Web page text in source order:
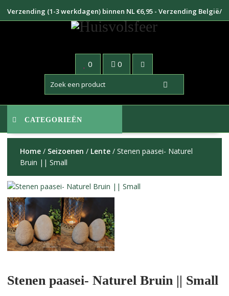
naar
Verzending (1-3 werkdagen) binnen NL €6,95 - Verzending België/
Duitsland €8,95
0 0
CATEGORIEËN
Home/ Seizoenen / Lente/ Stenen paasei- Naturel
Bruin || Small
Stenen paasei- Naturel Bruin || Small